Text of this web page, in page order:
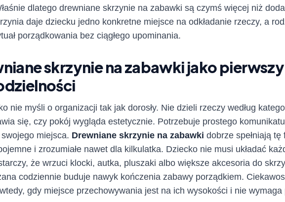
dlatego drewniane skrzynie na zabawki są czymś więcej niż
daje dziecku jedno konkretne miejsce na odkładanie rzeczy, a
porządkowania bez ciągłego upominania.
skrzynie na zabawki jako
nie myśli o organizacji tak jak dorosły. Nie dzieli rzeczy według
się, czy pokój wygląda estetycznie. Potrzebuje prostego
miejsca. Drewniane skrzynie na zabawki dobrze spełniają tę
i zrozumiałe nawet dla kilkulatka. Dziecko nie musi układać
że wrzuci klocki, autka, pluszaki albo większe akcesoria do
codziennie buduje nawyk kończenia zabawy porządkiem.
gdy miejsce przechowywania jest na ich wysokości i nie wymaga